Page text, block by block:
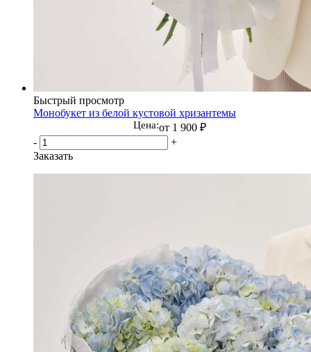
Быстрый просмотр
Монобукет из белой кустовой хризантемы
Цена:от 1 900 ₽
-
+
Заказать